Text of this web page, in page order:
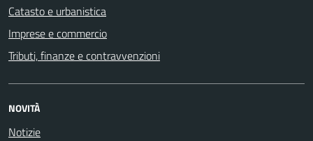
Catasto e urbanistica
Imprese e commercio
Tributi, finanze e contravvenzioni
NOVITÀ
Notizie